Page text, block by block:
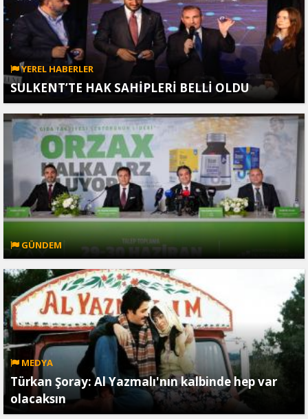
YEREL HABERLER
SULKENT’TE HAK SAHİPLERİ BELLİ OLDU
GÜNDEM
MEDYA
Türkan Şoray: Al Yazmalı'nın kalbinde hep var
olacaksın